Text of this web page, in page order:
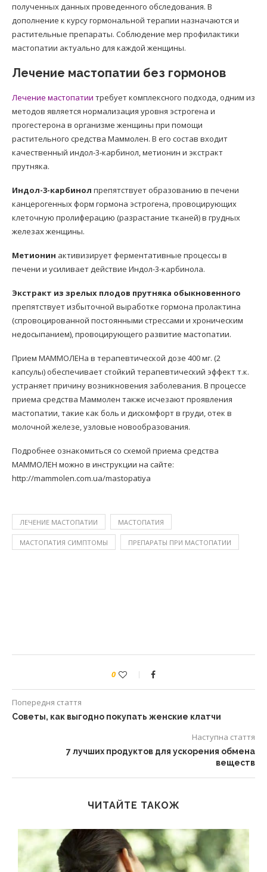
полученных данных проведенного обследования. В
дополнение к курсу гормональной терапии назначаются и
растительные препараты. Соблюдение мер профилактики
мастопатии актуально для каждой женщины.
Лечение мастопатии без гормонов
Лечение мастопатии требует комплексного подхода, одним из
методов является нормализация уровня эстрогена и
прогестерона в организме женщины при помощи
растительного средства Маммолен. В его состав входит
качественный индол-3-карбинол, метионин и экстракт
прутняка.
Индол-3-карбинол препятствует образованию в печени
канцерогенных форм гормона эстрогена, провоцирующих
клеточную пролиферацию (разрастание тканей) в грудных
железах женщины.
Метионин активизирует ферментативные процессы в
печени и усиливает действие Индол-3-карбинола.
Экстракт из зрелых плодов прутняка обыкновенного
препятствует избыточной выработке гормона пролактина
(спровоцированной постоянными стрессами и хроническим
недосыпанием), провоцирующего развитие мастопатии.
Прием МАММОЛЕНа в терапевтической дозе 400 мг. (2
капсулы) обеспечивает стойкий терапевтический эффект т.к.
устраняет причину возникновения заболевания. В процессе
приема средства Маммолен также исчезают проявления
мастопатии, такие как боль и дискомфорт в груди, отек в
молочной железе, узловые новообразования.
Подробнее ознакомиться со схемой приема средства
МАММОЛЕН можно в инструкции на сайте:
http://mammolen.com.ua/mastopatiya
ЛЕЧЕНИЕ МАСТОПАТИИ МАСТОПАТИЯ
МАСТОПАТИЯ СИМПТОМЫ ПРЕПАРАТЫ ПРИ МАСТОПАТИИ
0
Попередня стаття
Советы, как выгодно покупать женские клатчи
Наступна стаття
7 лучших продуктов для ускорения обмена
веществ
ЧИТАЙТЕ ТАКОЖ